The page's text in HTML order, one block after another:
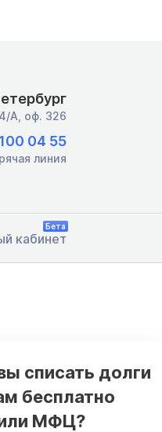
А, оф. 326
04 55
линия
кабинет
Бета
списать долги
бесплатно
МФЦ?